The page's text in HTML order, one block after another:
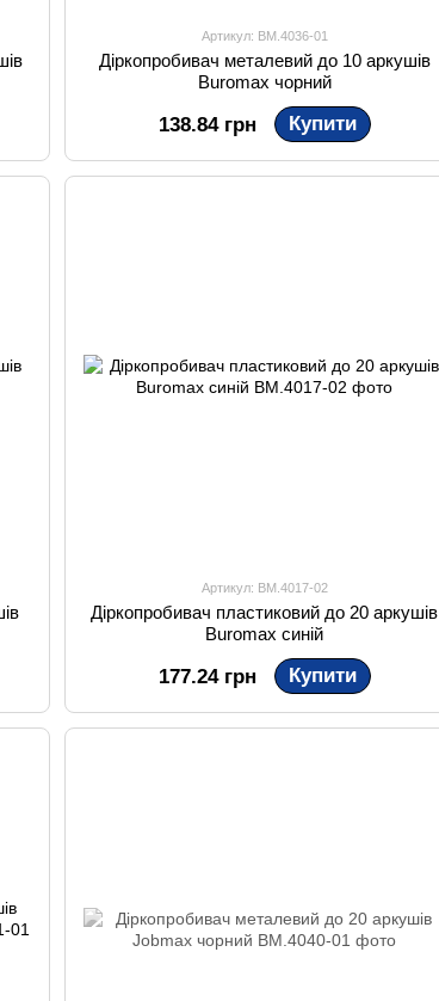
Артикул: BM.4036-01
Діркопробивач металевий до 10 аркушів
Buromax чорний
138.84 грн Купити
Артикул: BM.4017-02
Діркопробивач пластиковий до 20 аркушів
Buromax синій
177.24 грн Купити